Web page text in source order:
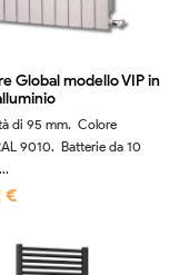
Global modello VIP in
di 95 mm. Colore
9010. Batterie da 10
€